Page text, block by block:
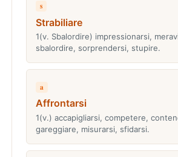
s
Strabiliare
1(v. Sbalordire) impressionarsi,
sbalordire, sorprendersi, stupire.
a
Affrontarsi
1(v.) accapigliarsi, competere,
gareggiare, misurarsi, sfidarsi.